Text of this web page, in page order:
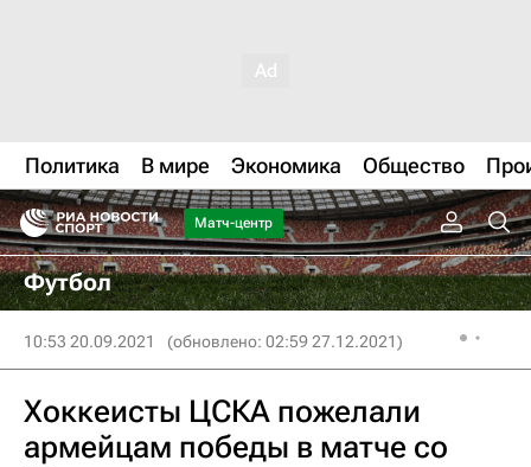
Политика В мире Экономика Общество
Матч-центр
Футбол
10:53 20.09.2021 (обновлено: 02:59 27.12.2021)
Хоккеисты ЦСКА пожелали
армейцам победы в матче со